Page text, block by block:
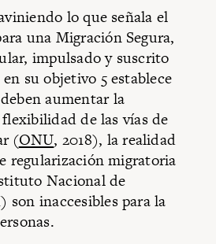
lo que señala el
una Migración Segura,
impulsado y suscrito
su objetivo 5 establece
aumentar la
de las vías de
(ONU, 2018), la realidad
regularización migratoria
Nacional de
inaccesibles para la